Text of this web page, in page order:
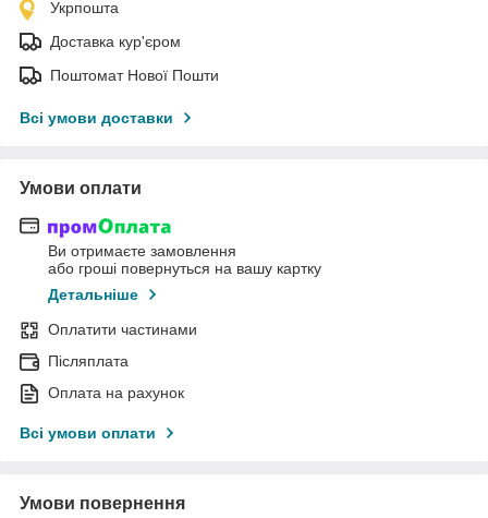
Укрпошта
Доставка кур'єром
Поштомат Нової Пошти
Всі умови доставки
Умови оплати
Ви отримаєте замовлення
або гроші повернуться на вашу картку
Детальніше
Оплатити частинами
Післяплата
Оплата на рахунок
Всі умови оплати
Умови повернення